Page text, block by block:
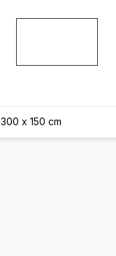
300 x 150 cm